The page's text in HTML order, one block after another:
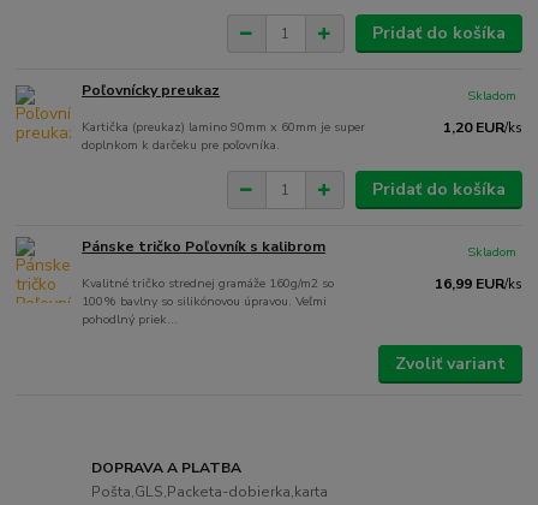
Pridať do košíka
Poľovnícky preukaz
Kartička (preukaz) lamino 90mm x 60mm je super
doplnkom k darčeku pre poľovníka.
1,20 EUR/ks
Skladom
Pridať do košíka
Pánske tričko Poľovník s kalibrom
Kvalitné tričko strednej gramáže 160g/m2 so
100% bavlny so silikónovou úpravou. Veľmi
pohodlný priek...
16,99 EUR/ks
Skladom
Zvoliť variant
DOPRAVA A PLATBA
Pošta,GLS,Packeta-dobierka,karta